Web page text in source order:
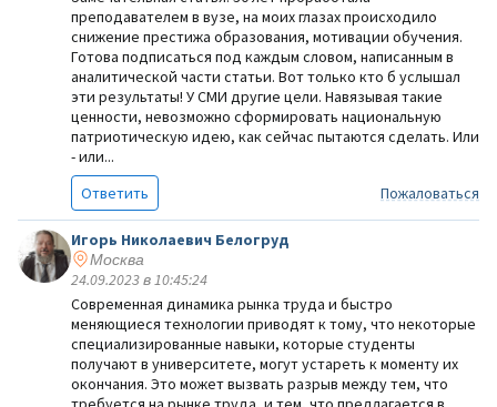
преподавателем в вузе, на моих глазах происходило
снижение престижа образования, мотивации обучения.
Готова подписаться под каждым словом, написанным в
аналитической части статьи. Вот только кто б услышал
эти результаты! У СМИ другие цели. Навязывая такие
ценности, невозможно сформировать национальную
патриотическую идею, как сейчас пытаются сделать. Или
- или...
Ответить
Пожаловаться
Игорь Николаевич Белогруд
Москва
24.09.2023 в 10:45:24
Современная динамика рынка труда и быстро
меняющиеся технологии приводят к тому, что некоторые
специализированные навыки, которые студенты
получают в университете, могут устареть к моменту их
окончания. Это может вызвать разрыв между тем, что